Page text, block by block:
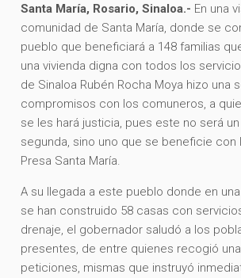
Santa María, Rosario, Sinaloa.- En una
comunidad de Santa María, donde se
pueblo que beneficiará a 148 familias
una vivienda digna con todos los
de Sinaloa Rubén Rocha Moya hizo una
compromisos con los comuneros, a
se les hará justicia, pues este no será
segunda, sino uno que se beneficie con
Presa Santa María.
A su llegada a este pueblo donde en
se han construido 58 casas con
drenaje, el gobernador saludó a los
presentes, de entre quienes recogió
peticiones, mismas que instruyó